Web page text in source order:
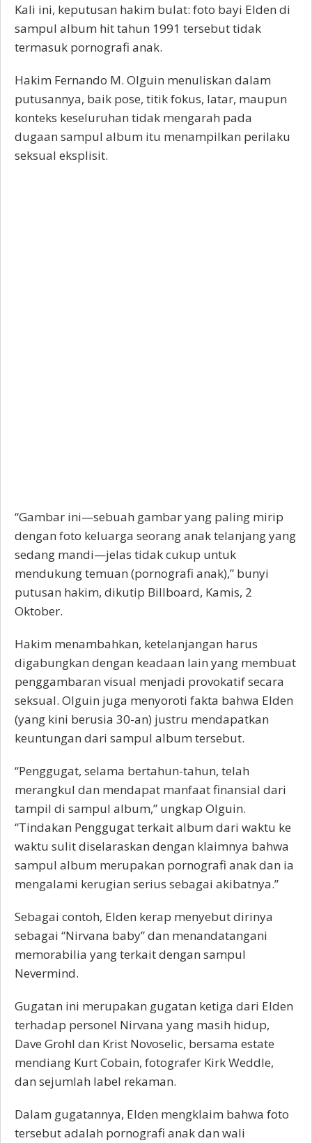
Kali ini, keputusan hakim bulat: foto bayi Elden di
sampul album hit tahun 1991 tersebut tidak
termasuk pornografi anak.
Hakim Fernando M. Olguin menuliskan dalam
putusannya, baik pose, titik fokus, latar, maupun
konteks keseluruhan tidak mengarah pada
dugaan sampul album itu menampilkan perilaku
seksual eksplisit.
“Gambar ini—sebuah gambar yang paling mirip
dengan foto keluarga seorang anak telanjang yang
sedang mandi—jelas tidak cukup untuk
mendukung temuan (pornografi anak),” bunyi
putusan hakim, dikutip Billboard, Kamis, 2
Oktober.
Hakim menambahkan, ketelanjangan harus
digabungkan dengan keadaan lain yang membuat
penggambaran visual menjadi provokatif secara
seksual. Olguin juga menyoroti fakta bahwa Elden
(yang kini berusia 30-an) justru mendapatkan
keuntungan dari sampul album tersebut.
“Penggugat, selama bertahun-tahun, telah
merangkul dan mendapat manfaat finansial dari
tampil di sampul album,” ungkap Olguin.
“Tindakan Penggugat terkait album dari waktu ke
waktu sulit diselaraskan dengan klaimnya bahwa
sampul album merupakan pornografi anak dan ia
mengalami kerugian serius sebagai akibatnya.”
Sebagai contoh, Elden kerap menyebut dirinya
sebagai “Nirvana baby” dan menandatangani
memorabilia yang terkait dengan sampul
Nevermind.
Gugatan ini merupakan gugatan ketiga dari Elden
terhadap personel Nirvana yang masih hidup,
Dave Grohl dan Krist Novoselic, bersama estate
mendiang Kurt Cobain, fotografer Kirk Weddle,
dan sejumlah label rekaman.
Dalam gugatannya, Elden mengklaim bahwa foto
tersebut adalah pornografi anak dan wali